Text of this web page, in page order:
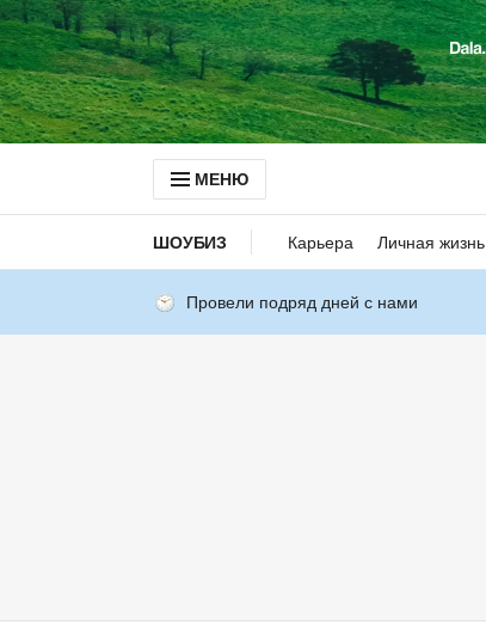
МЕНЮ
ШОУБИЗ Карьера Личная жизнь
Провели подряд дней с нами